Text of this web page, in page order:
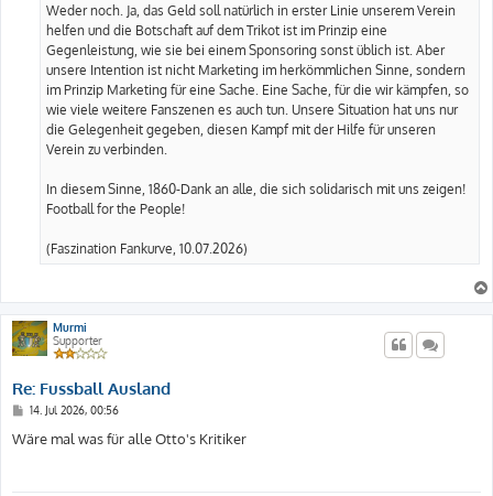
Weder noch. Ja, das Geld soll natürlich in erster Linie unserem Verein
helfen und die Botschaft auf dem Trikot ist im Prinzip eine
Gegenleistung, wie sie bei einem Sponsoring sonst üblich ist. Aber
unsere Intention ist nicht Marketing im herkömmlichen Sinne, sondern
im Prinzip Marketing für eine Sache. Eine Sache, für die wir kämpfen, so
wie viele weitere Fanszenen es auch tun. Unsere Situation hat uns nur
die Gelegenheit gegeben, diesen Kampf mit der Hilfe für unseren
Verein zu verbinden.
In diesem Sinne, 1860-Dank an alle, die sich solidarisch mit uns zeigen!
Football for the People!
(Faszination Fankurve, 10.07.2026)
Murmi
Supporter
Re: Fussball Ausland
B
i
t
14. Jul 2026, 00:56
Wäre mal was für alle Otto's Kritiker